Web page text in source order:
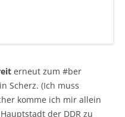
erneut zum #ber
Scherz. (Ich muss
komme ich mir allein
der DDR zu